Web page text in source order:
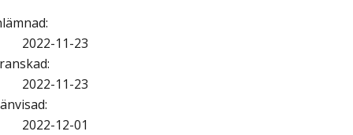
:
2022-11-23
:
2022-11-23
:
2022-12-01